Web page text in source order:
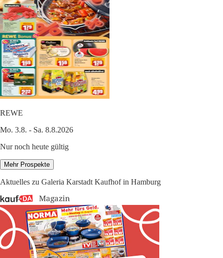
REWE
Mo. 3.8. - Sa. 8.8.2026
Nur noch heute gültig
Mehr Prospekte
Aktuelles zu Galeria Karstadt Kaufhof in Hamburg